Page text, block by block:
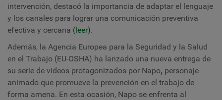
intervención, destacó la importancia de adaptar el lenguaje
y los canales para lograr una comunicación preventiva
efectiva y cercana (leer).
Además, la Agencia Europea para la Seguridad y la Salud
en el Trabajo (EU-OSHA) ha lanzado una nueva entrega de
su serie de vídeos protagonizados por Napo, personaje
animado que promueve la prevención en el trabajo de
forma amena. En esta ocasión, Napo se enfrenta al